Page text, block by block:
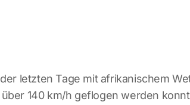
letzten Tage mit afrikanischem
140 km/h geflogen werden